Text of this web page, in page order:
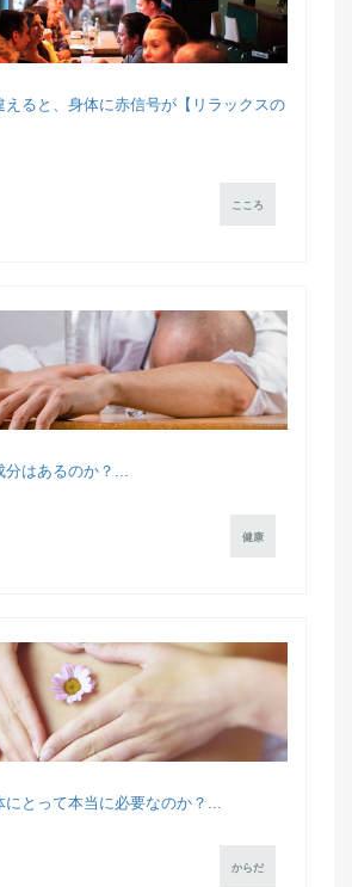
えると、身体に赤信号が【リラックスの
こころ
分はあるのか？...
健康
にとって本当に必要なのか？...
からだ